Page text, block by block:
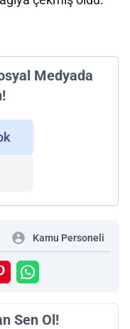
Medyada
Kamu Personeli
Sen Ol!